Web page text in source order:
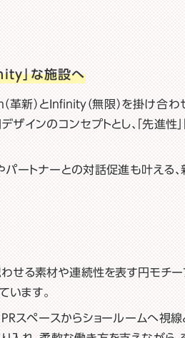
」な施設へ
新）とInfinity（無限）を掛け合わ
インのコンセプトとし、「先進性」
ートナーとの対話促進も叶える、
せる素材や連続性を表す円モチー
います。
スペースからショールームへ視